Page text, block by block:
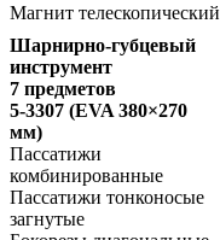
Магнит телескопический
Шарнирно-губцевый
инструмент
7 предметов
5-3307 (EVA 380×270
мм)
Пассатижи
комбинированные
Пассатижи тонконосые
загнутые